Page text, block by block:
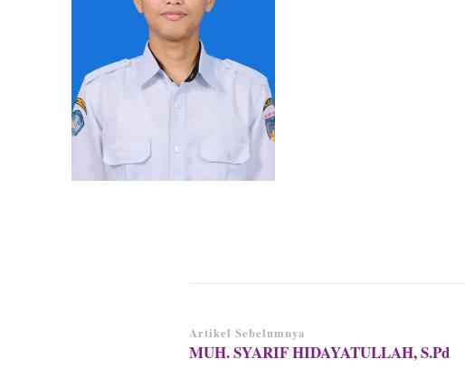
Navigasi
Artikel
Artikel Sebelumnya
MUH. SYARIF HIDAYATULLAH, S.Pd